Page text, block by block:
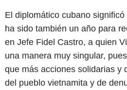
El diplomático cubano
ha sido también un año para
en Jefe Fidel Castro, a quien
una manera muy singular,
que más acciones solidarias y
del pueblo vietnamita y de